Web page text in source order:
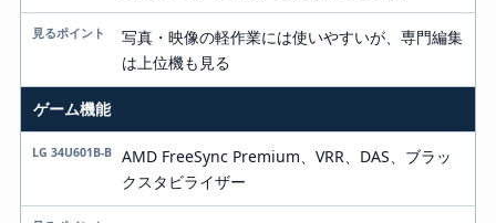
写真・映像の軽作業には使いやすいが、専門編集
は上位機も見る
ゲーム機能
AMD FreeSync Premium、VRR、DAS、ブラッ
クスタビライザー